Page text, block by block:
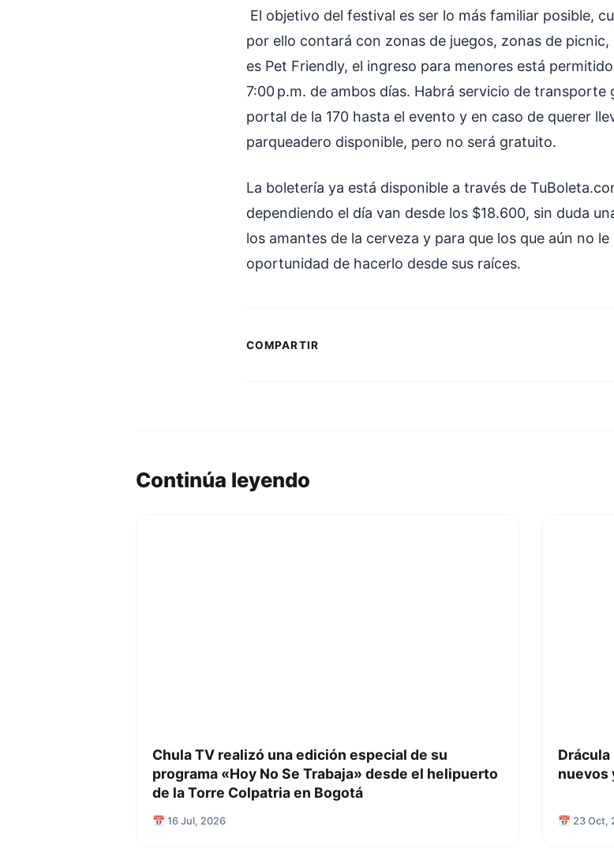
El objetivo del festival es ser lo más familiar posible,
por ello contará con zonas de juegos, zonas de
es Pet Friendly, el ingreso para menores está
7:00 p.m. de ambos días. Habrá servicio de transporte
portal de la 170 hasta el evento y en caso de querer
parqueadero disponible, pero no será gratuito.
La boletería ya está disponible a través de
dependiendo el día van desde los $18.600, sin duda
los amantes de la cerveza y para que los que aún no
oportunidad de hacerlo desde sus raíces.
COMPARTIR
Continúa leyendo
Chula TV realizó una edición especial de su
programa «Hoy No Se Trabaja» desde el helipuerto
de la Torre Colpatria en Bogotá
📅 16 Jul, 2026
nuevos
📅 23 Oct,